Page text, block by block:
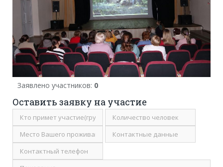
Заявлено участников: 0
Оставить заявку на участие